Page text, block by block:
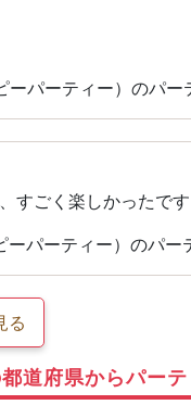
パーティー）のパー
すごく楽しかったです︎
パーティー）のパー
る
道府県からパー